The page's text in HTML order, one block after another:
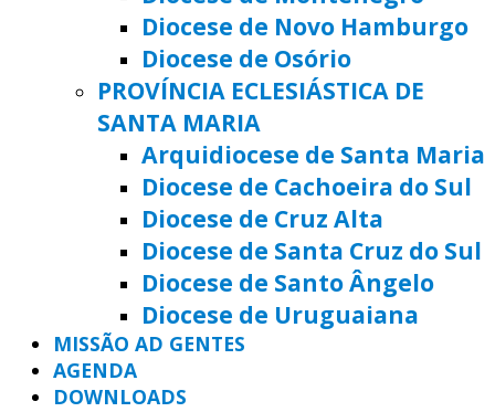
Diocese de Novo Hamburgo
Diocese de Osório
PROVÍNCIA ECLESIÁSTICA DE
SANTA MARIA
Arquidiocese de Santa Maria
Diocese de Cachoeira do Sul
Diocese de Cruz Alta
Diocese de Santa Cruz do Sul
Diocese de Santo Ângelo
Diocese de Uruguaiana
MISSÃO AD GENTES
AGENDA
DOWNLOADS